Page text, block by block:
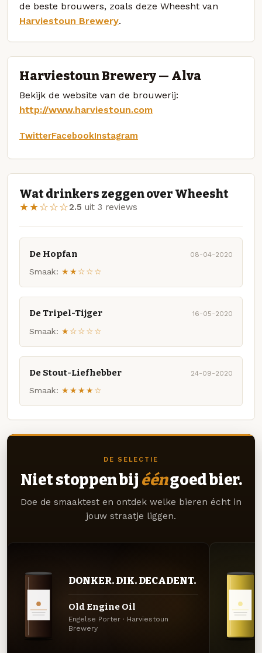
de beste brouwers, zoals deze Wheesht van
Harviestoun Brewery.
Harviestoun Brewery — Alva
Bekijk de website van de brouwerij:
http://www.harviestoun.com
TwitterFacebookInstagram
Wat drinkers zeggen over Wheesht
★★☆☆☆2.5 uit 3 reviews
De Hopfan 08-04-2020
Smaak: ★★☆☆☆
De Tripel-Tijger 16-05-2020
Smaak: ★☆☆☆☆
De Stout-Liefhebber 24-09-2020
Smaak: ★★★★☆
DE SELECTIE
Niet stoppen bij ééngoed bier.
Doe de smaaktest en ontdek welke bieren écht in
jouw straatje liggen.
DONKER. DIK. DECADENT.
Old Engine Oil
Engelse Porter · Harviestoun
Brewery